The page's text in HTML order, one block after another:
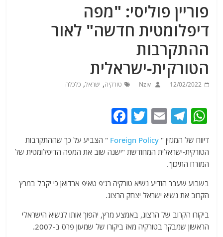
פוריין פוליסי: "מפה
דיפלומטית חדשה" לאור
ההתקרבות
הטורקית-ישראלית
12/02/2022
Nziv טורקיה, ישראל, כלכלה
W
h
at
s
A
p
p
T
e
g
ra
m
E
m
ai
T
w
itt
c
b
o
o
k
דיווח של המגזין "Foreign Policy " הצביע על כך שההתקרבות
הטורקית-ישראלית המחודשת "ישנה שוב את המפה הדיפלומטית של
המזרח התיכון".
בשבוע שעבר הודיע ​​נשיא טורקיה רג'פ טאיפ ארדואן כי יקבל במרץ
הקרוב את נשיא ישראל יצחק הרצוג.
ביקורו הקרוב של הרצוג, באמצע מרץ, יהפוך אותו לנשיא הישראלי
הראשון שמבקר בטורקיה מאז ביקורו של שמעון פרס ב-2007.